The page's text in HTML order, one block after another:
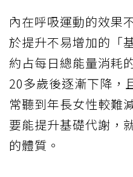
內在呼吸運動的效果
於提升不易增加的「
約占每日總能量消耗
20多歲後逐漸下降，
常聽到年長女性較難
要能提升基礎代謝，
的體質。